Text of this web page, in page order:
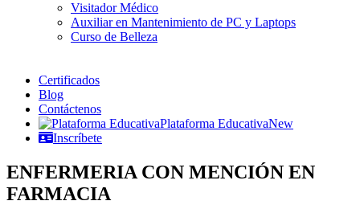
Visitador Médico
Auxiliar en Mantenimiento de PC y Laptops
Curso de Belleza
Certificados
Blog
Contáctenos
Plataforma EducativaNew
Inscríbete
ENFERMERIA CON MENCIÓN EN
FARMACIA